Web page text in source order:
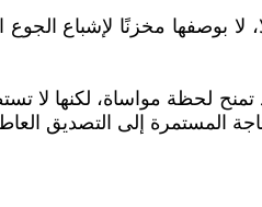
بوصفها مخزنًا لإشباع
لحظة مواساة، لكنها لا
المستمرة إلى التصديق